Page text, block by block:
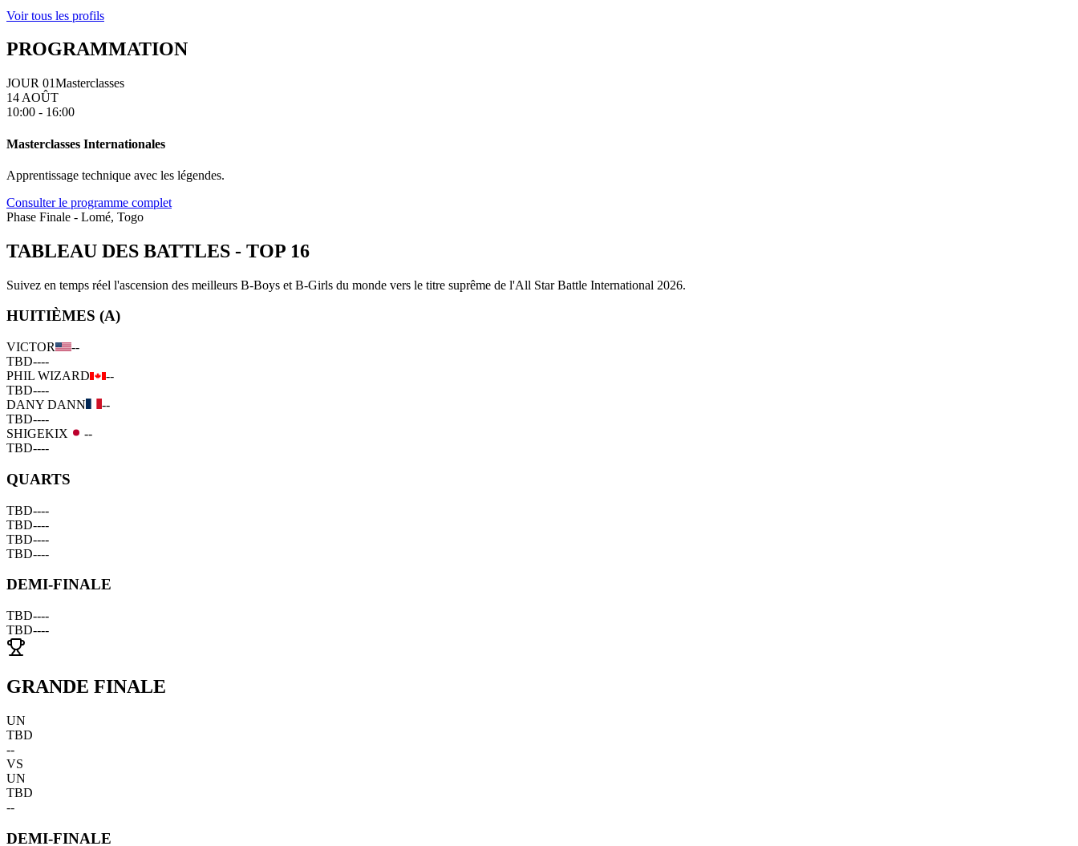
Voir tous les profils
PROGRAMMATION
JOUR 01Masterclasses
14 AOÛT
10:00 - 16:00
Masterclasses Internationales
Apprentissage technique avec les légendes.
Consulter le programme complet
Phase Finale - Lomé, Togo
TABLEAU DES BATTLES - TOP 16
Suivez en temps réel l'ascension des meilleurs B-Boys et B-Girls du monde vers le titre suprême de l'All Star Battle International 2026.
HUITIÈMES (A)
VICTOR
--
TBD----
PHIL WIZARD
--
TBD----
DANY DANN
--
TBD----
SHIGEKIX
--
TBD----
QUARTS
TBD----
TBD----
TBD----
TBD----
DEMI-FINALE
TBD----
TBD----
GRANDE FINALE
UN
TBD
--
VS
UN
TBD
--
DEMI-FINALE